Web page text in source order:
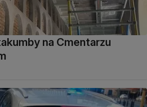
na Cmentarzu